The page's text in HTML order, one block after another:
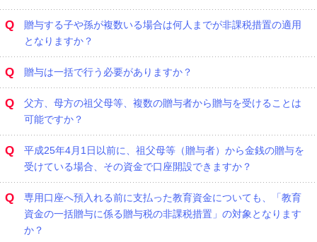
Q
贈与する子や孫が複数いる場合は何人までが非課税措置の適用
となりますか？
Q 贈与は一括で行う必要がありますか？
Q
父方、母方の祖父母等、複数の贈与者から贈与を受けることは
可能ですか？
Q
平成25年4月1日以前に、祖父母等（贈与者）から金銭の贈与を
受けている場合、その資金で口座開設できますか？
Q
専用口座へ預入れる前に支払った教育資金についても、「教育
資金の一括贈与に係る贈与税の非課税措置」の対象となります
か？